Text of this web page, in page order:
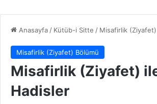
Anasayfa/ Kütüb-i Sitte / Misafirlik
Misafirlik (Ziyafet) Bölümü
Misafirlik (Ziyafet)
Hadisler